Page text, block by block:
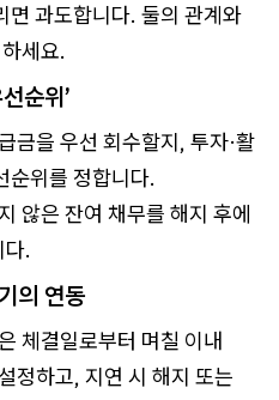
면 과도합니다. 둘의 관계와
세요.
순위’
금을 우선 회수할지, 투자·활
순위를 정합니다.
않은 잔여 채무를 해지 후에
.
의 연동
체결일로부터 며칠 이내
정하고, 지연 시 해지 또는